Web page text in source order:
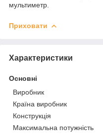
мультиметр.
Приховати
Характеристики
Основні
Виробник
Країна виробник
Конструкція
Максимальна потужність